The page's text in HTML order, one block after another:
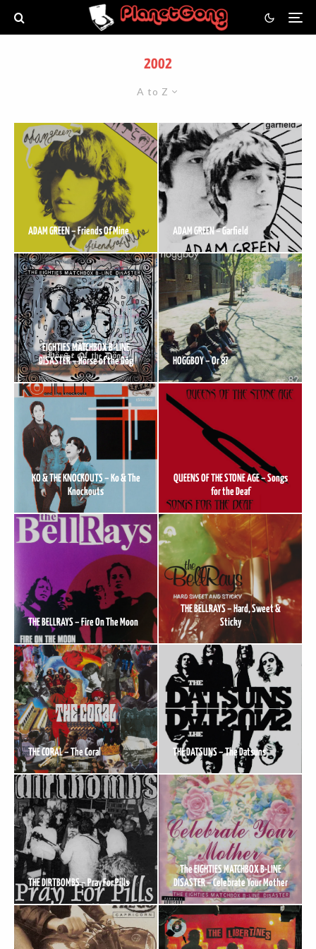
2002
A to Z
ADAM GREEN – Friends Of Mine ADAM GREEN – Garfield
EIGHTIES MATCHBOX B-LINE
DISASTER – Hörse of the Dög
HOGGBOY – Or 8?
KO & THE KNOCKOUTS – Ko & The
Knockouts
QUEENS OF THE STONE AGE – Songs
for the Deaf
THE BELLRAYS – Fire On The Moon
THE BELLRAYS – Hard, Sweet &
Sticky
THE CORAL – The Coral THE DATSUNS – The Datsuns
THE DIRTBOMBS – Pray For Pills
The EIGHTIES MATCHBOX B-LINE
DISASTER – Celebrate Your Mother